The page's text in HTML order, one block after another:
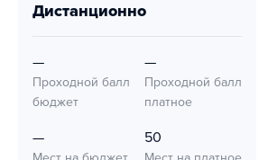
дистанционно
—
Проходной балл
бюджет
—
Проходной балл
платное
— 50